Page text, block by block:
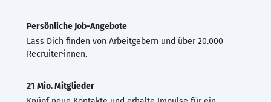
Persönliche Job-Angebote
Lass Dich finden von Arbeitgebern und über 20.000
Recruiter·innen.
21 Mio. Mitglieder